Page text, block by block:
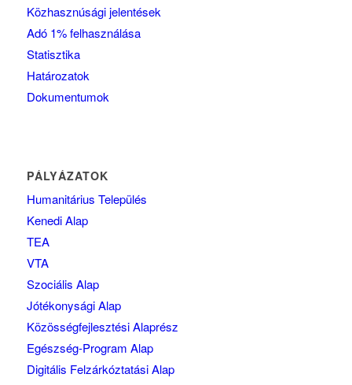
Közhasznúsági jelentések
Adó 1% felhasználása
Statisztika
Határozatok
Dokumentumok
PÁLYÁZATOK
Humanitárius Település
Kenedi Alap
TEA
VTA
Szociális Alap
Jótékonysági Alap
Közösségfejlesztési Alaprész
Egészség-Program Alap
Digitális Felzárkóztatási Alap